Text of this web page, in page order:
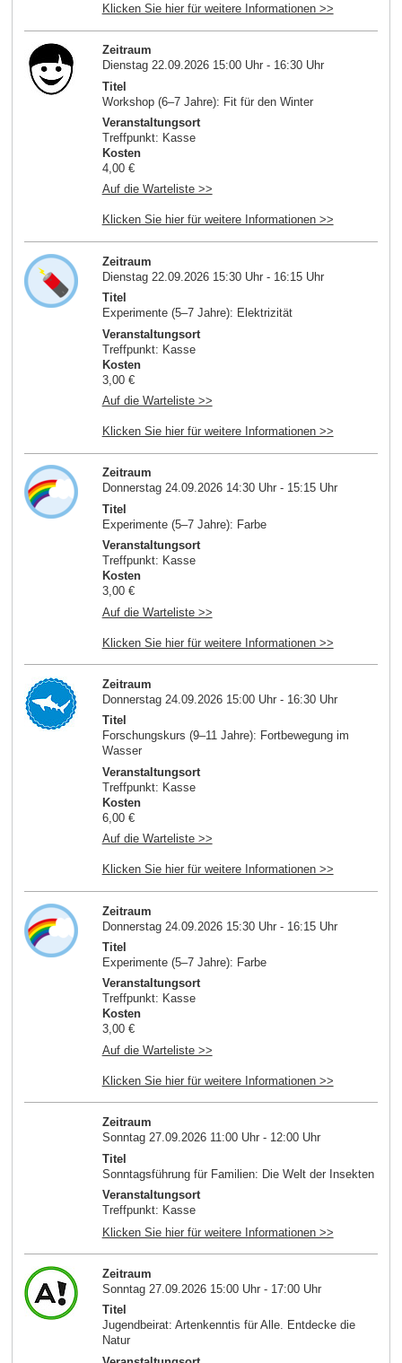
Klicken Sie hier für weitere Informationen >>
Zeitraum
Dienstag 22.09.2026 15:00 Uhr - 16:30 Uhr
Titel
Workshop (6–7 Jahre): Fit für den Winter
Veranstaltungsort
Treffpunkt: Kasse
Kosten
4,00 €
Auf die Warteliste >>
Klicken Sie hier für weitere Informationen >>
Zeitraum
Dienstag 22.09.2026 15:30 Uhr - 16:15 Uhr
Titel
Experimente (5–7 Jahre): Elektrizität
Veranstaltungsort
Treffpunkt: Kasse
Kosten
3,00 €
Auf die Warteliste >>
Klicken Sie hier für weitere Informationen >>
Zeitraum
Donnerstag 24.09.2026 14:30 Uhr - 15:15 Uhr
Titel
Experimente (5–7 Jahre): Farbe
Veranstaltungsort
Treffpunkt: Kasse
Kosten
3,00 €
Auf die Warteliste >>
Klicken Sie hier für weitere Informationen >>
Zeitraum
Donnerstag 24.09.2026 15:00 Uhr - 16:30 Uhr
Titel
Forschungskurs (9–11 Jahre): Fortbewegung im
Wasser
Veranstaltungsort
Treffpunkt: Kasse
Kosten
6,00 €
Auf die Warteliste >>
Klicken Sie hier für weitere Informationen >>
Zeitraum
Donnerstag 24.09.2026 15:30 Uhr - 16:15 Uhr
Titel
Experimente (5–7 Jahre): Farbe
Veranstaltungsort
Treffpunkt: Kasse
Kosten
3,00 €
Auf die Warteliste >>
Klicken Sie hier für weitere Informationen >>
Zeitraum
Sonntag 27.09.2026 11:00 Uhr - 12:00 Uhr
Titel
Sonntagsführung für Familien: Die Welt der Insekten
Veranstaltungsort
Treffpunkt: Kasse
Klicken Sie hier für weitere Informationen >>
Zeitraum
Sonntag 27.09.2026 15:00 Uhr - 17:00 Uhr
Titel
Jugendbeirat: Artenkenntis für Alle. Entdecke die
Natur